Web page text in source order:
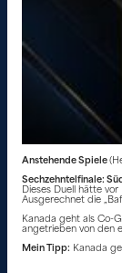
Anstehende Spiele
Sechzehntelfinale:
Dieses Duell hätte
Ausgerechnet die
Kanada geht als Co-
angetrieben von den
Mein Tipp: Kanada